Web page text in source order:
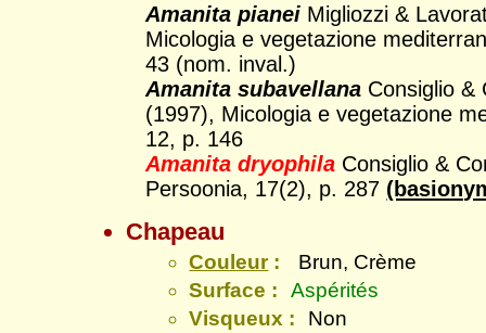
Amanita pianei Migliozzi &
Micologia e vegetazione
43 (nom. inval.)
Amanita subavellana Consiglio &
(1997), Micologia e vegetazione
12, p. 146
Amanita dryophila Consiglio &
Persoonia, 17(2), p. 287
Chapeau
Couleur:
Brun, Crème
Surface :
Aspérités
Visqueux :
Non